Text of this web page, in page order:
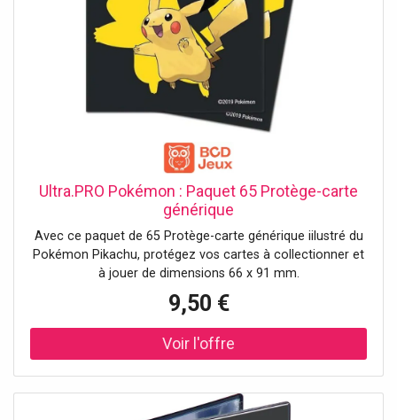
Ultra.PRO Pokémon : Paquet 65 Protège-carte
générique
Avec ce paquet de 65 Protège-carte générique iilustré du
Pokémon Pikachu, protégez vos cartes à collectionner et
à jouer de dimensions 66 x 91 mm.
9,50 €